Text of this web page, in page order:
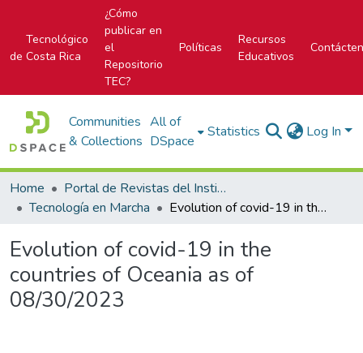
Tecnológico
de Costa Rica
¿Cómo
publicar en
el
Repositorio
TEC?
Políticas
Recursos
Educativos
Communities
& Collections
All of
DSpace
Statistics Log In
Home
Portal de Revistas del Instituto Tecnológico de Costa Rica
Tecnología en Marcha
Evolution of covid-19 in the countries of Oceania as of 08/30/2023
Evolution of covid-19 in the
countries of Oceania as of
08/30/2023